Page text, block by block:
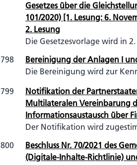
Gesetzes über die
101/2020) [1. Lesung: 6.
2. Lesung
Die Gesetzesvorlage wird in
798
Bereinigung der Anlagen I
Die Bereinigung wird zur
799
Notifikation der
Multilateralen Vereinbarung
Informationsaustausch über
Der Notifikation wird
800
Beschluss Nr. 70/2021 des
(Digitale-Inhalte-Richtlinie)